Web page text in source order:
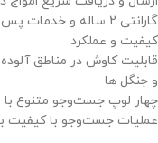
کیفیت و عملکرد
قابلیت کاوش در مناطق
و جنگل ها
عملیات جست‌وجو با کیفیت